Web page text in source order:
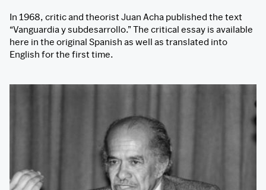
In 1968, critic and theorist Juan Acha published the text
“Vanguardia y subdesarrollo.” The critical essay is available
here in the original Spanish as well as translated into
English for the first time.